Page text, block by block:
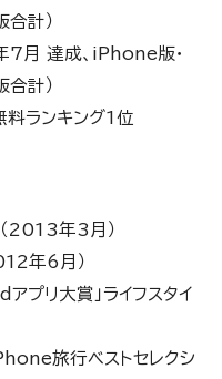
計）
7月 達成、iPhone版・
計）
ランキング1位
2013年3月）
年6月）
リ大賞」ライフスタイ
旅行ベストセレクシ